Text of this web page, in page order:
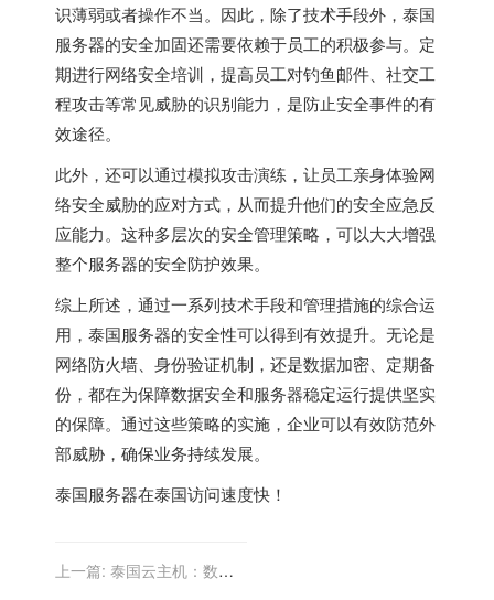
识薄弱或者操作不当。因此，除了技术手段外，泰国
服务器的安全加固还需要依赖于员工的积极参与。定
期进行网络安全培训，提高员工对钓鱼邮件、社交工
程攻击等常见威胁的识别能力，是防止安全事件的有
效途径。
此外，还可以通过模拟攻击演练，让员工亲身体验网
络安全威胁的应对方式，从而提升他们的安全应急反
应能力。这种多层次的安全管理策略，可以大大增强
整个服务器的安全防护效果。
综上所述，通过一系列技术手段和管理措施的综合运
用，泰国服务器的安全性可以得到有效提升。无论是
网络防火墙、身份验证机制，还是数据加密、定期备
份，都在为保障数据安全和服务器稳定运行提供坚实
的保障。通过这些策略的实施，企业可以有效防范外
部威胁，确保业务持续发展。
泰国服务器在泰国访问速度快！
上一篇: 泰国云主机：数据